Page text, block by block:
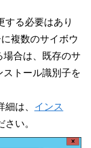
する必要はあり
複数のサイボウ
場合は、既存のサ
ストール識別子を
は、 インス
い。